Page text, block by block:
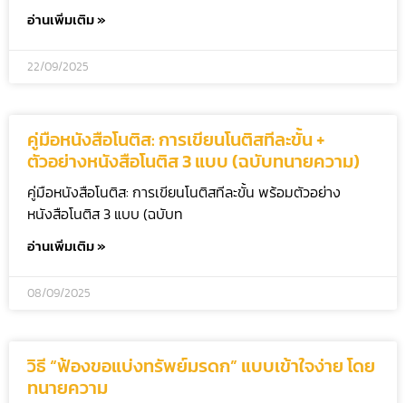
อ่านเพิ่มเติม »
22/09/2025
คู่มือหนังสือโนติส: การเขียนโนติสทีละขั้น +
ตัวอย่างหนังสือโนติส 3 แบบ (ฉบับทนายความ)
คู่มือหนังสือโนติส: การเขียนโนติสทีละขั้น พร้อมตัวอย่าง
หนังสือโนติส 3 แบบ (ฉบับท
อ่านเพิ่มเติม »
08/09/2025
วิธี “ฟ้องขอแบ่งทรัพย์มรดก” แบบเข้าใจง่าย โดย
ทนายความ